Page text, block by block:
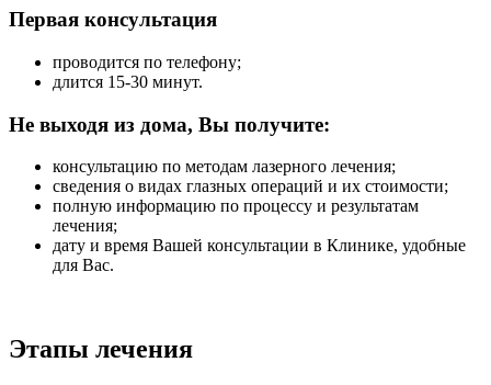
Первая консультация
проводится по телефону;
длится 15-30 минут.
Не выходя из дома, Вы получите:
консультацию по методам лазерного лечения;
сведения о видах глазных операций и их стоимости;
полную информацию по процессу и результатам
лечения;
дату и время Вашей консультации в Клинике, удобные
для Вас.
Этапы лечения